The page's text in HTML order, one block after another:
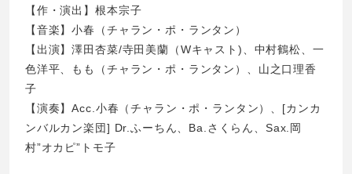
【作・演出】根本宗子
【音楽】小春（チャラン・ポ・ランタン）
【出演】澤田杏菜/寺田美蘭（Wキャスト)、中村鶴松、一
色洋平、もも（チャラン・ポ・ランタン）、山之口理香
子
【演奏】Acc.小春（チャラン・ポ・ランタン）、[カンカ
ンバルカン楽団] Dr.ふーちん、Ba.さくらん、Sax.岡
村”オカピ”トモ子